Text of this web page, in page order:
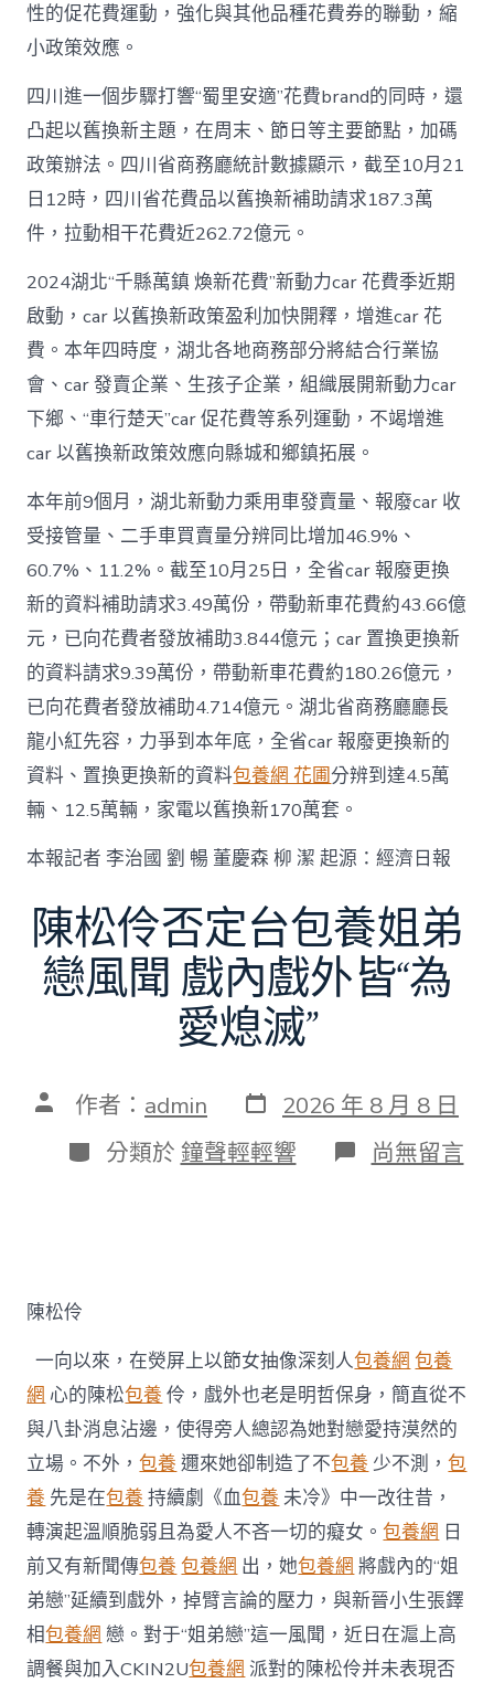
性的促花費運動，強化與其他品種花費券的聯動，縮
小政策效應。
四川進一個步驟打響“蜀里安適”花費brand的同時，還
凸起以舊換新主題，在周末、節日等主要節點，加碼
政策辦法。四川省商務廳統計數據顯示，截至10月21
日12時，四川省花費品以舊換新補助請求187.3萬
件，拉動相干花費近262.72億元。
2024湖北“千縣萬鎮 煥新花費”新動力car 花費季近期
啟動，car 以舊換新政策盈利加快開釋，增進car 花
費。本年四時度，湖北各地商務部分將結合行業協
會、car 發賣企業、生孩子企業，組織展開新動力car
下鄉、“車行楚天”car 促花費等系列運動，不竭增進
car 以舊換新政策效應向縣城和鄉鎮拓展。
本年前9個月，湖北新動力乘用車發賣量、報廢car 收
受接管量、二手車買賣量分辨同比增加46.9%、
60.7%、11.2%。截至10月25日，全省car 報廢更換
新的資料補助請求3.49萬份，帶動新車花費約43.66億
元，已向花費者發放補助3.844億元；car 置換更換新
的資料請求9.39萬份，帶動新車花費約180.26億元，
已向花費者發放補助4.714億元。湖北省商務廳廳長
龍小紅先容，力爭到本年底，全省car 報廢更換新的
資料、置換更換新的資料包養網 花圃分辨到達4.5萬
輛、12.5萬輛，家電以舊換新170萬套。
本報記者 李治國 劉 暢 董慶森 柳 潔 起源：經濟日報
陳松伶否定台包養姐弟
戀風聞 戲內戲外皆“為
愛熄滅”
文 作者： admin 發
表
日
期
2026 年 8 月 8 日
分
類
分類於 鐘聲輕輕響 在
〈陳
姐
弟
戀
風
聞
戲
內
戲
外
皆
“為
愛
熄
滅”〉
中
尚無留言
陳松伶
一向以來，在熒屏上以節女抽像深刻人包養網 包養
網 心的陳松包養 伶，戲外也老是明哲保身，簡直從不
與八卦消息沾邊，使得旁人總認為她對戀愛持漠然的
立場。不外，包養 邇來她卻制造了不包養 少不測，包
養 先是在包養 持續劇《血包養 未冷》中一改往昔，
轉演起溫順脆弱且為愛人不吝一切的癡女。包養網 日
前又有新聞傳包養 包養網 出，她包養網 將戲內的“姐
弟戀”延續到戲外，掉臂言論的壓力，與新晉小生張鐸
相包養網 戀。對于“姐弟戀”這一風聞，近日在滬上高
調餐與加入CKIN2U包養網 派對的陳松伶并未表現否